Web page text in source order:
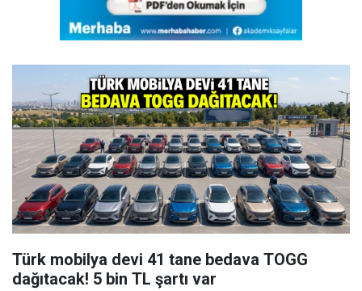
Türk mobilya devi 41 tane bedava TOGG
dağıtacak! 5 bin TL şartı var